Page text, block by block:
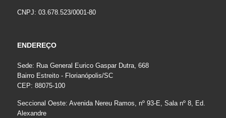
CNPJ: 03.678.523/0001-80
ENDEREÇO
Sede: Rua General Eurico Gaspar Dutra, 668
Bairro Estreito - Florianópolis/SC
CEP: 88075-100
Seccional Oeste: Avenida Nereu Ramos, nº 93-E, Sala nº 8, Ed.
Alexandre